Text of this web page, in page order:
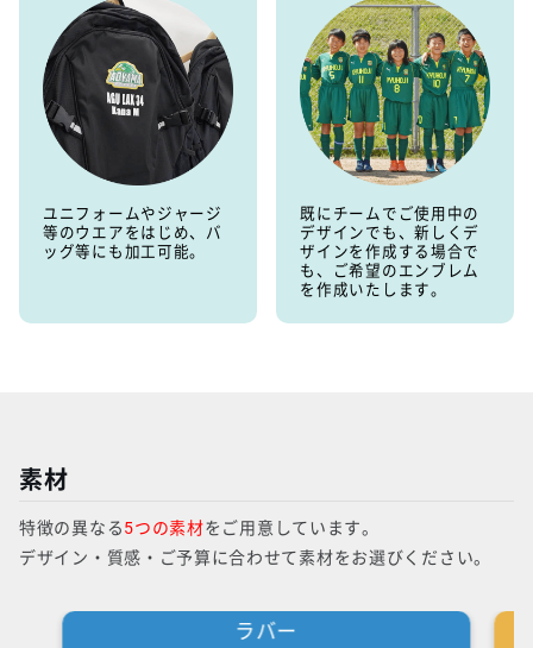
ユニフォームやジャージ
等のウエアをはじめ、バ
ッグ等にも加工可能。
既にチームでご使用中の
デザインでも、新しくデ
ザインを作成する場合で
も、ご希望のエンブレム
を作成いたします。
素材
特徴の異なる5つの素材をご用意しています。
デザイン・質感・ご予算に合わせて素材をお選びください。
ラバー